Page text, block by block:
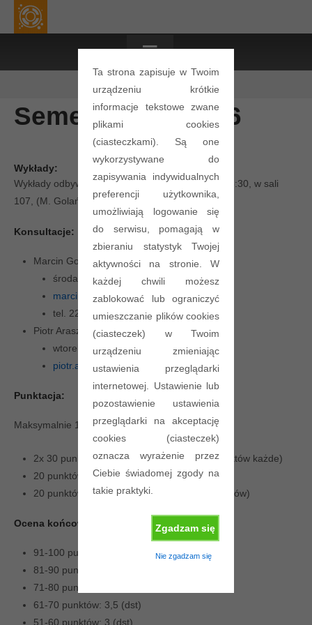
Ta strona zapisuje w Twoim
urządzeniu krótkie
informacje tekstowe zwane
plikami cookies
(ciasteczkami). Są one
wykorzystywane do
zapisywania indywidualnych
preferencji użytkownika,
umożliwiają logowanie się
do serwisu, pomagają w
zbieraniu statystyk Twojej
aktywności na stronie. W
każdej chwili możesz
zablokować lub ograniczyć
umieszczanie plików cookies
(ciasteczek) w Twoim
urządzeniu zmieniając
ustawienia przeglądarki
internetowej. Ustawienie lub
pozostawienie ustawienia
przeglądarki na akceptację
cookies (ciasteczek)
oznacza wyrażenie przez
Ciebie świadomej zgody na
takie praktyki.
Zgadzam się
Nie zgadzam się
≡
Semestr letni 2026
Wykłady:
Wykłady odbywają się w każdy czwartek o godz. 8:30, w sali
107, (M. Golański i P. Araszkiewicz)
Konsultacje:
Marcin Golański
środa, 11:00-13:00, p. 574
marcin.golanski[at]pw.edu.pl
tel. 22 234 7896
Piotr Araszkiewicz
wtorek, 18:00-20:00, p. 585
piotr.araszkiewicz[at]pw.edu.pl
Punktacja:
Maksymalnie 100 punktów:
2x 30 punktów (2 kolokwia, min. liczba 8 punktów każde)
20 punktów (projekt, min. liczba 6 punktów)
20 punktów (laboratorium, min. liczba 6 punktów)
Ocena końcowa:
91-100 punktów : 5 (bdb)
81-90 punktów: 4,5 (db+)
71-80 punktów: 4 (db)
61-70 punktów: 3,5 (dst)
51-60 punktów: 3 (dst)